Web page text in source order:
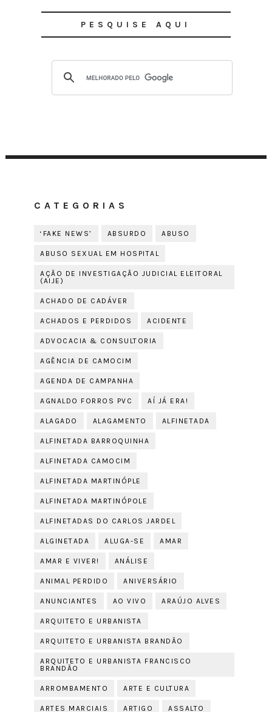
PESQUISE AQUI
CATEGORIAS
‘FAKE NEWS’ ABSURDO ABUSO
ABUSO SEXUAL EM HOSPITAL
AÇÃO DE INVESTIGAÇÃO JUDICIAL ELEITORAL
(AIJE)
ACHADO DE CADÁVER
ACHADOS E PERDIDOS ACIDENTE
ADVOCACIA & CONSULTORIA
AGÊNCIA DE CAMOCIM
AGENDA DE CAMPANHA
AGNALDO FORROS PVC AÍ JÁ ERA!
ALAGADO ALAGAMENTO ALFINETADA
ALFINETADA BARROQUINHA
ALFINETADA CAMOCIM
ALFINETADA MARTINÓPLE
ALFINETADA MARTINÓPOLE
ALFINETADAS DO CARLOS JARDEL
ALGINETADA ALUGA-SE AMAR
AMAR E VIVER! ANÁLISE
ANIMAL PERDIDO ANIVERSÁRIO
ANUNCIANTES AO VIVO ARAÚJO ALVES
ARQUITETO E URBANISTA
ARQUITETO E URBANISTA BRANDÃO
ARQUITETO E URBANISTA FRANCISCO
BRANDÃO
ARROMBAMENTO ARTE E CULTURA
ARTES MARCIAIS ARTIGO ASSALTO